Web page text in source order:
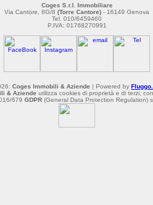
Coges S.r.l. Immobiliare
Via Cantore, 8G/8 (Torre Cantore) - 16149 Genova
Tel. 010/6459460
P.IVA: 01768270991
Coges Immobili & Aziende | Powered by
& Aziende utilizza cookies di proprietà e di terzi,
679 GDPR(General Data Protection Regulation)